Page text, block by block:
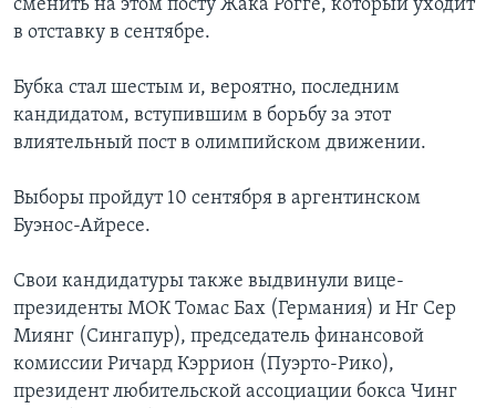
сменить на этом посту Жака Рогге, который уходит
в отставку в сентябре.
Бубка стал шестым и, вероятно, последним
кандидатом, вступившим в борьбу за этот
влиятельный пост в олимпийском движении.
Выборы пройдут 10 сентября в аргентинском
Буэнос-Айресе.
Свои кандидатуры также выдвинули вице-
президенты МОК Томас Бах (Германия) и Нг Сер
Миянг (Сингапур), председатель финансовой
комиссии Ричард Кэррион (Пуэрто-Рико),
президент любительской ассоциации бокса Чинг